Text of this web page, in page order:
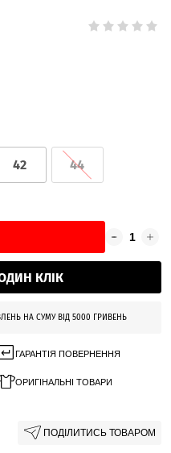
42 44
КЛІК
НА СУМУ ВІД 5000 ГРИВЕНЬ
ГАРАНТІЯ ПОВЕРНЕННЯ
ОРИГІНАЛЬНІ ТОВАРИ
ПОДІЛИТИСЬ ТОВАРОМ